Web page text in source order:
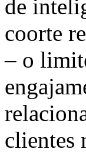
de
coorte
– o
clientes